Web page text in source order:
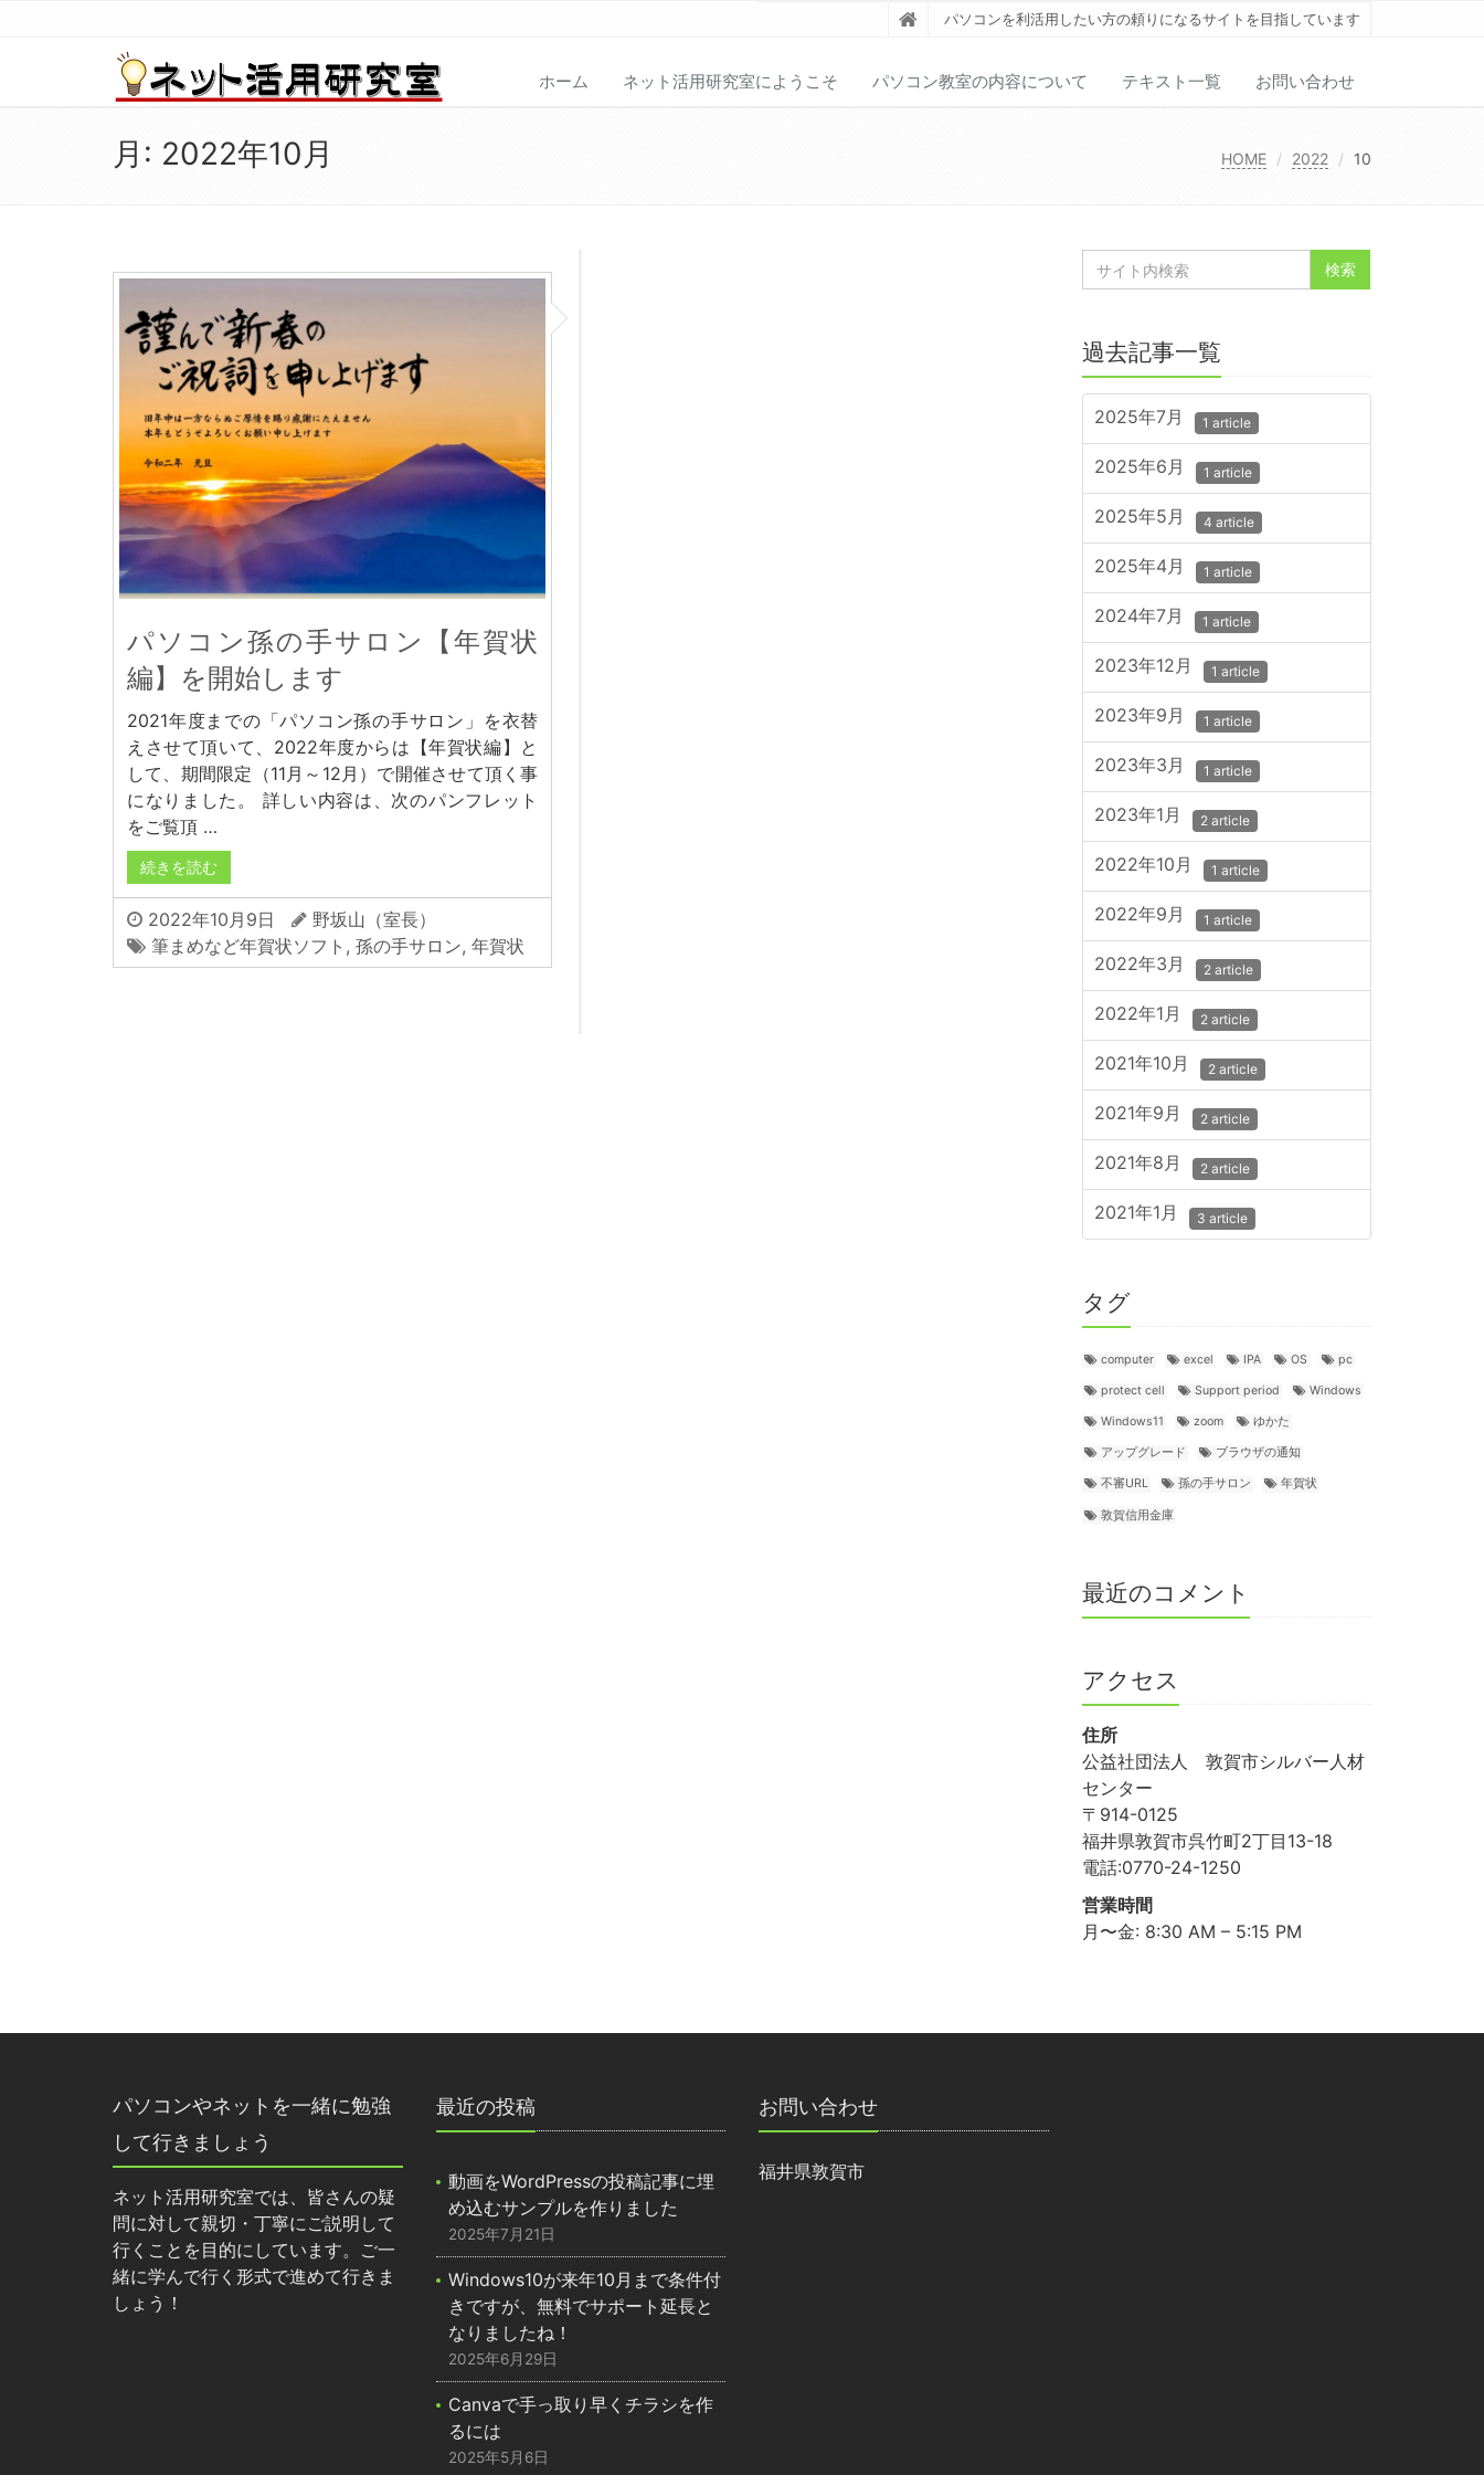
パソコンを利活用したい方の頼りになるサイトを目指しています
ホーム ネット活用研究室にようこそ パソコン教室の内容について テキスト一覧 お問い合わせ
月: 2022年10月 HOME 2022 10
パソコン孫の手サロン【年賀状
編】を開始します
2021年度までの「パソコン孫の手サロン」を衣替
えさせて頂いて、2022年度からは【年賀状編】と
して、期間限定（11月～12月）で開催させて頂く事
になりました。 詳しい内容は、次のパンフレット
をご覧頂 …
続きを読む
2022年10月9日
野坂山（室長）
筆まめなど年賀状ソフト , 孫の手サロン, 年賀状
過去記事一覧
2025年7月 1 article
2025年6月 1 article
2025年5月 4 article
2025年4月 1 article
2024年7月 1 article
2023年12月 1 article
2023年9月 1 article
2023年3月 1 article
2023年1月 2 article
2022年10月 1 article
2022年9月 1 article
2022年3月 2 article
2022年1月 2 article
2021年10月 2 article
2021年9月 2 article
2021年8月 2 article
2021年1月 3 article
タグ
computer excel IPA OS pc
protect cell Support period Windows
Windows11 zoom ゆかた
アップグレード ブラウザの通知
不審URL 孫の手サロン 年賀状
敦賀信用金庫
最近のコメント
アクセス
住所
公益社団法人 敦賀市シルバー人材
センター
〒914-0125
福井県敦賀市呉竹町2丁目13-18
電話:0770-24-1250
営業時間
月〜金: 8:30 AM – 5:15 PM
パソコンやネットを一緒に勉強
して行きましょう
ネット活用研究室では、皆さんの疑
問に対して親切・丁寧にご説明して
行くことを目的にしています。ご一
緒に学んで行く形式で進めて行きま
しょう！
最近の投稿
動画をWordPressの投稿記事に埋
め込むサンプルを作りました
2025年7月21日
Windows10が来年10月まで条件付
きですが、無料でサポート延長と
なりましたね！
2025年6月29日
Canvaで手っ取り早くチラシを作
るには
2025年5月6日
お問い合わせ
福井県敦賀市